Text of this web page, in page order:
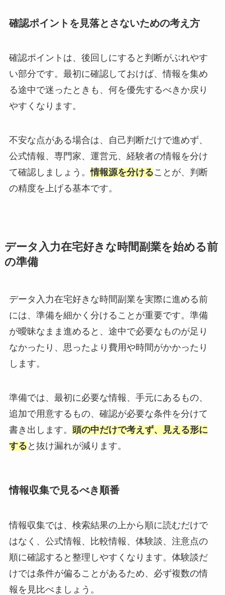
確認ポイントを見落とさないための考え方
確認ポイントは、後回しにすると判断がぶれやす
い部分です。最初に確認しておけば、情報を集め
る途中で迷ったときも、何を優先するべきか戻り
やすくなります。
不安な点がある場合は、自己判断だけで進めず、
公式情報、専門家、運営元、経験者の情報を分け
て確認しましょう。情報源を分けることが、判断
の精度を上げる基本です。
データ入力在宅好きな時間副業を始める前
の準備
データ入力在宅好きな時間副業を実際に進める前
には、準備を細かく分けることが重要です。準備
が曖昧なまま進めると、途中で必要なものが足り
なかったり、思ったより費用や時間がかかったり
します。
準備では、最初に必要な情報、手元にあるもの、
追加で用意するもの、確認が必要な条件を分けて
書き出します。 頭の中だけで考えず、見える形に
する と抜け漏れが減ります。
情報収集で見るべき順番
情報収集では、検索結果の上から順に読むだけで
はなく、公式情報、比較情報、体験談、注意点の
順に確認すると整理しやすくなります。体験談だ
けでは条件が偏ることがあるため、必ず複数の情
報を見比べましょう。